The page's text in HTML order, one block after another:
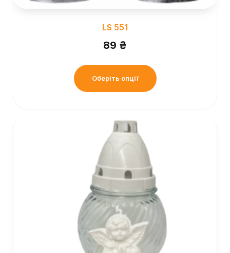
LS 551
89 ₴
Оберіть опції